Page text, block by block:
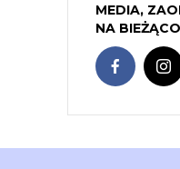
MEDIA,
NA